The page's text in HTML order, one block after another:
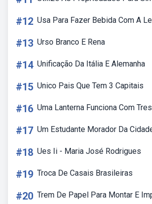
#12 Usa Para Fazer Bebida Com A
#13 Urso Branco E Rena
#14 Unificação Da Itália E Alemanha
#15 Unico Pais Que Tem 3 Capitais
#16 Uma Lanterna Funciona Com
#17 Um Estudante Morador Da
#18 Ues Ii - Maria José Rodrigues
#19 Troca De Casais Brasileiras
#20 Trem De Papel Para Montar E